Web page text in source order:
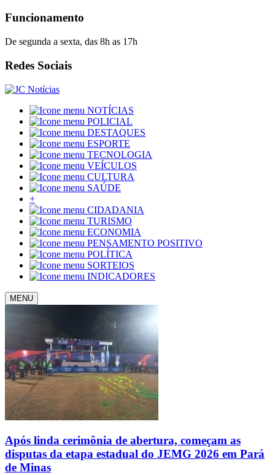
Funcionamento
De segunda a sexta, das 8h as 17h
Redes Sociais
NOTÍCIAS
POLICIAL
DESTAQUES
ESPORTE
TECNOLOGIA
VEÍCULOS
CULTURA
SAÚDE
+
CIDADANIA
TURISMO
ECONOMIA
PENSAMENTO POSITIVO
POLÍTICA
SORTEIOS
INDICADORES
MENU
Após linda cerimônia de abertura, começam as
disputas da etapa estadual do JEMG 2026 em Pará
de Minas